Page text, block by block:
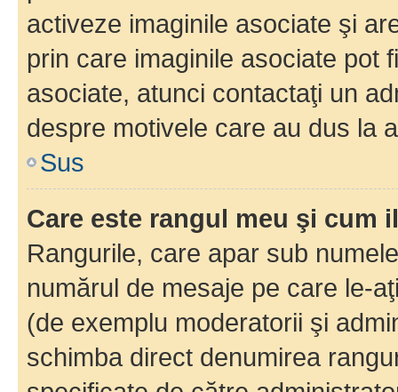
activeze imaginile asociate şi
prin care imaginile asociate pot
asociate, atunci contactaţi un
despre motivele care au dus la
Sus
Care este rangul meu şi cum
Rangurile, care apar sub
numărul de mesaje pe care le-
(de exemplu moderatorii şi
schimba direct denumirea